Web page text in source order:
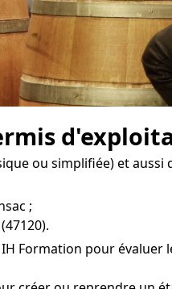
ou simplifiée) et
;
Formation pour